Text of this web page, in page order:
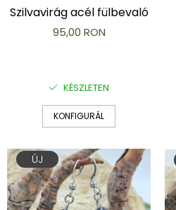
Szilvavirág acél fülbevaló
95,00 RON
KÉSZLETEN
KONFIGURÁL
ÚJ